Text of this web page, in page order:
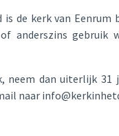
de kerk van Eenrum
anderszins gebruik
neem dan uiterlijk
naar